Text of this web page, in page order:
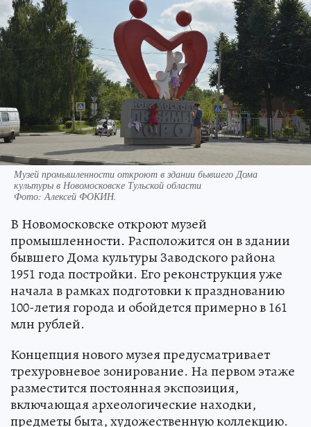
Музей промышленности откроют в здании бывшего Дома
культуры в Новомосковске Тульской области
Фото: Алексей ФОКИН.
В Новомосковске откроют музей
промышленности. Расположится он в здании
бывшего Дома культуры Заводского района
1951 года постройки. Его реконструкция уже
начала в рамках подготовки к празднованию
100-летия города и обойдется примерно в 161
млн рублей.
Концепция нового музея предусматривает
трехуровневое зонирование. На первом этаже
разместится постоянная экспозиция,
включающая археологические находки,
предметы быта, художественную коллекцию.